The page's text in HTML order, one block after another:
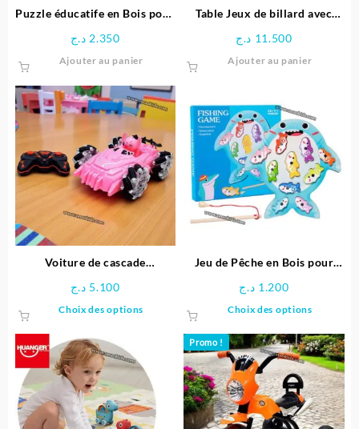
Puzzle éducatife en Bois pour
2.350 د.ج
Ajouter au panier
Table Jeux de billard avec
11.500 د.ج
Ajouter au panier
Voiture de cascade
5.100 د.ج
Choix des options
plusieurs
variations.
Les
options
peuvent
Jeu de Pêche en Bois pour
1.200 د.ج
Choix des options
a
Les
options
Promo !